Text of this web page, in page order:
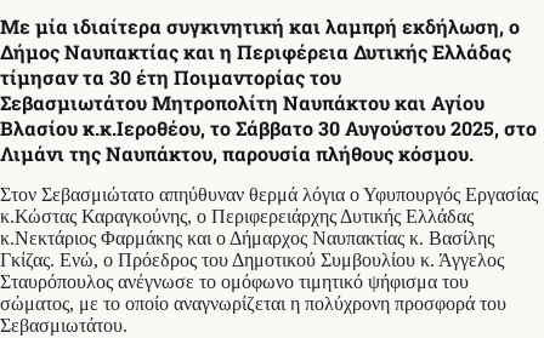
Με μία ιδιαίτερα συγκινητική και λαμπρή εκδήλωση, ο
Δήμος Ναυπακτίας και η Περιφέρεια Δυτικής Ελλάδας
τίμησαν τα 30 έτη Ποιμαντορίας του
Σεβασμιωτάτου Μητροπολίτη Ναυπάκτου και Αγίου
Βλασίου κ.κ.Ιεροθέου, το Σάββατο 30 Αυγούστου 2025, στο
Λιμάνι της Ναυπάκτου, παρουσία πλήθους κόσμου.
Στον Σεβασμιώτατο απηύθυναν θερμά λόγια ο Υφυπουργός Εργασίας
κ.Κώστας Καραγκούνης, ο Περιφερειάρχης Δυτικής Ελλάδας
κ.Νεκτάριος Φαρμάκης και ο Δήμαρχος Ναυπακτίας κ. Βασίλης
Γκίζας. Ενώ, ο Πρόεδρος του Δημοτικού Συμβουλίου κ. Άγγελος
Σταυρόπουλος ανέγνωσε το ομόφωνο τιμητικό ψήφισμα του
σώματος, με το οποίο αναγνωρίζεται η πολύχρονη προσφορά του
Σεβασμιωτάτου.